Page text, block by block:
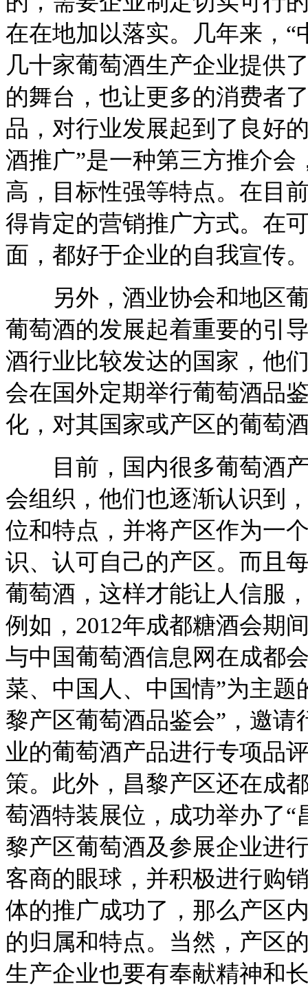
在在地加以落实。几年来，
几十家葡萄酒生产企业提供
的舞台，也让更多的消费者
品，对行业发展起到了良好
酒推广”是一种第三方推介
高，目标性强等特点。在目
得肯定的营销推广方式。在
面，都好于企业的自我宣传
另外，酒业协会和地区葡
葡萄酒的发展起着重要的引
酒行业比较发达的国家，他
会在国外定期举行葡萄酒品
化，对其国家或产区的葡萄
目前，国内很多葡萄酒产
会组织，他们也逐渐认识到
位和特点，并将产区作为一
识、认可自己的产区。而且
葡萄酒，这样才能让人信服
例如，2012年成都糖酒会期
与中国葡萄酒信息网在成都
菜、中国人、中国情”为主题
黎产区葡萄酒品鉴会”，邀
业的葡萄酒产品进行专项品
策。此外，昌黎产区还在成
萄酒特装展位，成功举办了
黎产区葡萄酒及参展企业进
客商的眼球，并积极进行购
体的推广成功了，那么产区
的归属和特点。当然，产区
生产企业也要有奉献精神和